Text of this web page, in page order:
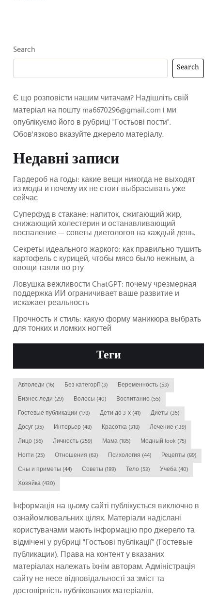
Search
Search
Є що розповісти нашим читачам? Надішліть свій
матеріал на поштуma6670296@gmail.com і ми
опублікуємо його в рубриці "Гостьові пости".
Обов'язково вказуйте джерело матеріалу.
Недавні записи
Гардероб на годы: какие вещи никогда не выходят
из моды и почему их не стоит выбрасывать уже
сейчас
Суперфуд в стакане: напиток, сжигающий жир,
снижающий холестерин и останавливающий
воспаление — советы диетологов на каждый день.
Секреты идеального жаркого: как правильно тушить
картофель с курицей, чтобы мясо было нежным, а
овощи таяли во рту
Ловушка вежливости ChatGPT: почему чрезмерная
поддержка ИИ ограничивает ваше развитие и
искажает реальность
Прочность и стиль: какую форму маникюра выбрать
для тонких и ломких ногтей
Теги
Автоледи (16) Без категорії(3) Беременность (53)
Бизнес леди (29) Волосы (40) Воспитание (55)
Гостевые публикации (178) Дети до 3-х (41) Диеты (35)
Досуг (35) Интерьер (48) Красотка (318) Лечение (139)
Лицо (56) Личность (259) Мама (185) Модный look (75)
Ногти (25) Отношения (63) Психология (44) Рецепты (89)
Сны и приметы (44) Советы (189) Тело (53) Учеба (40)
Хозяйка (430)
Інформація на цьому сайті публікується виключно в
ознайомлювальних цілях. Матеріали надіслані
користувачами мають інформацію про джерело та
відмічені у рубриці "Гостьові публікації" (Гостевые
публикации). Права на контент у вказаних
матеріалах належать їхнім авторам. Адміністрація
сайту не несе відповідальності за зміст та
достовірність публікованих матеріалів.